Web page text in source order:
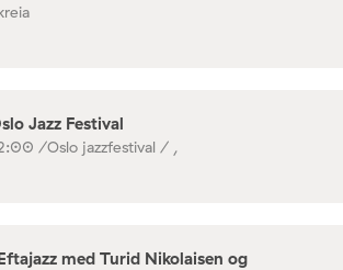
Jazz Festival
/Oslo jazzfestival / ,
med Turid Nikolaisen og